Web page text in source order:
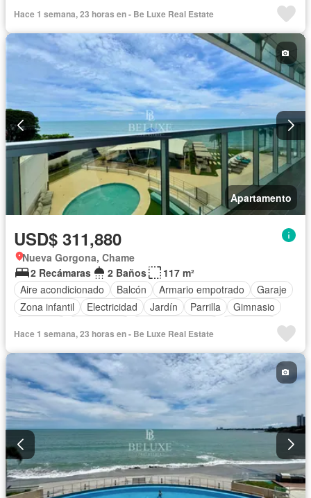
Vista panorámica
Seguridad Piscina Agua
Hace 1 semana, 23 horas en - Be Luxe Real Estate
Apartamento
USD$ 311,880
Nueva Gorgona, Chame
2 Recámaras
2 Baños
117 m²
Aire acondicionado
Balcón Armario empotrado
Garaje
Zona infantil
Electricidad Jardín Parrilla
Gimnasio
Piscina
Cancha de tenis Agua
Hace 1 semana, 23 horas en - Be Luxe Real Estate